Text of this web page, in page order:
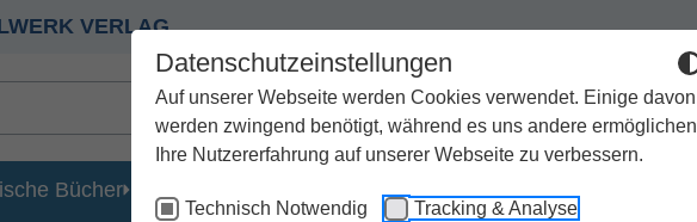
Datenschutzeinstellungen
Auf unserer Webseite werden Cookies verwendet. Einige davon
werden zwingend benötigt, während es uns andere
Ihre Nutzererfahrung auf unserer Webseite zu verbessern.
Technisch Notwendig Tracking & Analyse
VERLAG
Bücher Geschenke Kirchenjahr / Lebensweg